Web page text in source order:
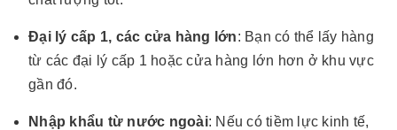
Đại lý cấp 1, các cửa hàng lớn: Bạn có thể lấy hàng
từ các đại lý cấp 1 hoặc cửa hàng lớn hơn ở khu vực
gần đó.
Nhập khẩu từ nước ngoài: Nếu có tiềm lực kinh tế,